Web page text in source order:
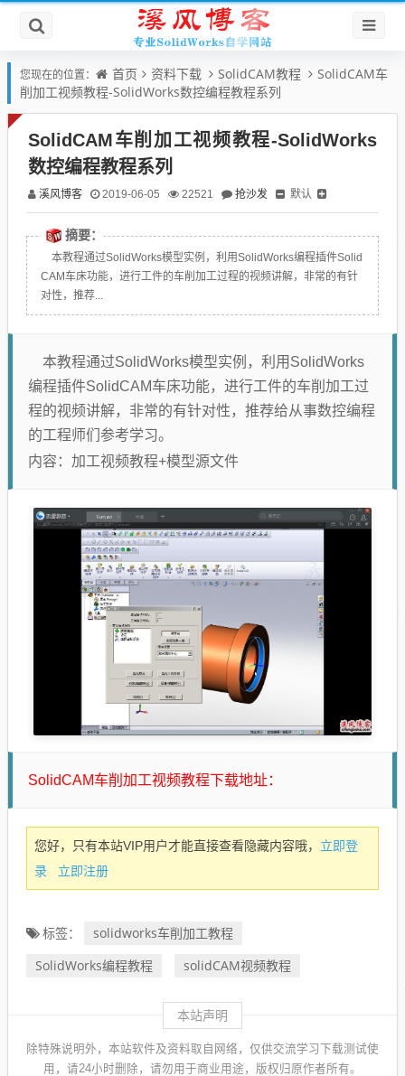
您现在的位置： 首页 资料下载 SolidCAM教程
SolidCAM车
削加工视频教程-SolidWorks数控编程教程系列
SolidCAM车削加工视频教程-SolidWorks
数控编程教程系列
溪风博客 2019-06-05 22521 抢沙发 默认
摘要：
本教程通过SolidWorks模型实例，利用SolidWorks编程插件Solid
CAM车床功能，进行工件的车削加工过程的视频讲解，非常的有针
对性，推荐...
本教程通过SolidWorks模型实例，利用SolidWorks
编程插件SolidCAM车床功能，进行工件的车削加工过
程的视频讲解，非常的有针对性，推荐给从事数控编程
的工程师们参考学习。
内容：加工视频教程+模型源文件
SolidCAM车削加工视频教程下载地址：
您好，只有本站VIP用户才能直接查看隐藏内容哦， 立即登
录
立即注册
标签：
solidworks车削加工教程
SolidWorks编程教程
solidCAM视频教程
本站声明
除特殊说明外，本站软件及资料取自网络，仅供交流学习下载测试使
用，请24小时删除，请勿用于商业用途，版权归原作者所有。